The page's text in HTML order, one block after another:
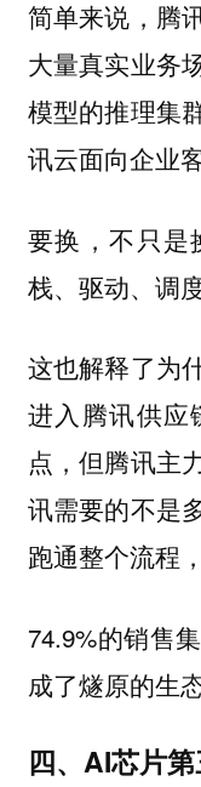
简单来说，腾
大量真实业务
模型的推理集
讯云面向企业
要换，不只是
栈、驱动、调
这也解释了为
进入腾讯供应
点，但腾讯主
讯需要的不是
跑通整个流程
74.9%的销售
成了燧原的生
四、AI芯片